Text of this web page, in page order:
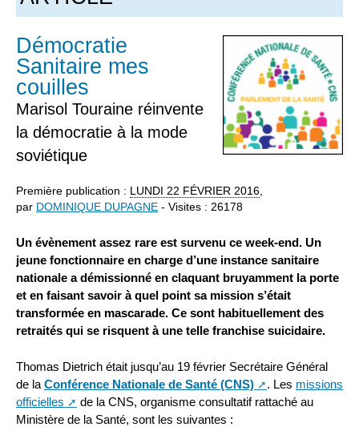
Démocratie
Sanitaire mes
couilles
Marisol Touraine réinvente
la démocratie à la mode
soviétique
Première publication : LUNDI 22 FÉVRIER 2016,
par DOMINIQUE DUPAGNE - Visites : 26178
Un évènement assez rare est survenu ce week-end. Un
jeune fonctionnaire en charge d’une instance sanitaire
nationale a démissionné en claquant bruyamment la porte
et en faisant savoir à quel point sa mission s’était
transformée en mascarade. Ce sont habituellement des
retraités qui se risquent à une telle franchise suicidaire.
Thomas Dietrich était jusqu’au 19 février Secrétaire Général
de la Conférence Nationale de Santé (CNS) . Les missions
officielles
de la CNS, organisme consultatif rattaché au
Ministère de la Santé, sont les suivantes :